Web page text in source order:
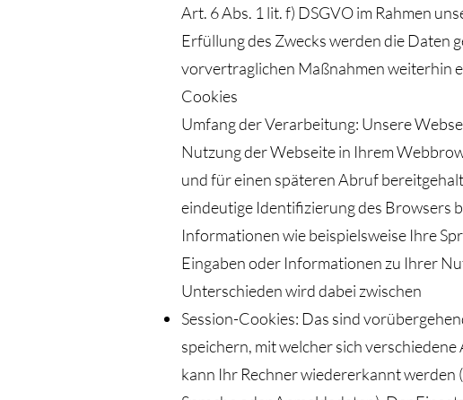
Art. 6 Abs. 1 lit. f) DSGVO im Rahmen
Erfüllung des Zwecks werden die Daten
vorvertraglichen Maßnahmen weiterhin
Cookies
Umfang der Verarbeitung: Unsere
Nutzung der Webseite in Ihrem
und für einen späteren Abruf
eindeutige Identifizierung des Browsers
Informationen wie beispielsweise Ihre
Eingaben oder Informationen zu Ihrer
Unterschieden wird dabei zwischen
Session-Cookies: Das sind
speichern, mit welcher sich
kann Ihr Rechner wiedererkannt werden